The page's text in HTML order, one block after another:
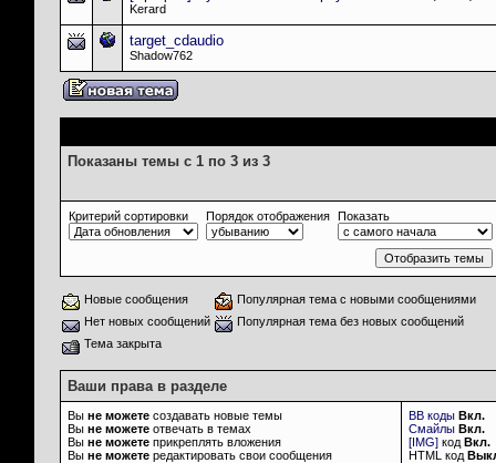
Kerard
target_cdaudio
Shadow762
Показаны темы с 1 по 3 из 3
Критерий сортировки Порядок отображения Показать
Новые сообщения
Популярная тема с новыми сообщениями
Нет новых сообщений
Популярная тема без новых сообщений
Тема закрыта
Ваши права в разделе
Вы не можете создавать новые темы
Вы не можете отвечать в темах
Вы не можете прикреплять вложения
Вы не можете редактировать свои сообщения
BB коды Вкл.
Смайлы Вкл.
[IMG] код Вкл.
HTML код